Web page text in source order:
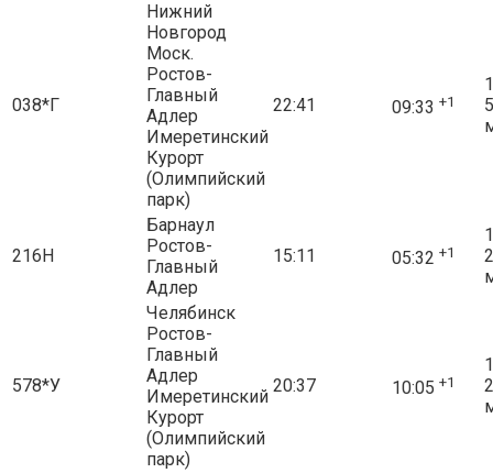
038*Г
Нижний
Новгород
Моск.
Ростов-
Главный
Адлер
Имеретинский
Курорт
(Олимпийский
парк)
22:41 09:33 +1
216Н
Барнаул
Ростов-
Главный
Адлер
15:11 05:32 +1
578*У
Челябинск
Ростов-
Главный
Адлер
Имеретинский
Курорт
(Олимпийский
парк)
20:37 10:05 +1